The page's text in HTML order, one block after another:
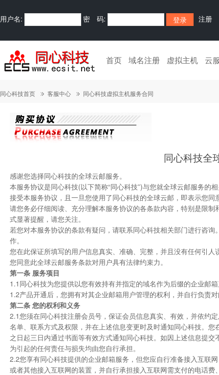
用户名: 密 码: 注册
首页 域名注册 虚拟主机 云
同心科技首页 客服中心 同心科技虚拟主机服务合同
同心科技全
感谢您选择同心科技的全球云邮服务。
本服务协议是同心科技(以下简称“同心科技”)与您就全球云邮服务
接受本服务协议，且一旦您使用了同心科技的全球云邮，即表示您
请您务必仔细阅读、充分理解本服务协议的各条款内容，特别是限
式显著提醒，请您关注。
若您对本服务协议的条款有疑问，请联系同心科技相关部门进行咨
作。
您在此保证所填写的用户信息真实、准确、完整，并且没有任何引人
您同意此全球云邮服务条款对用户具有法律约束力。
第一条 服务项目
1.1同心科技为您提供以您有效持有并指定的域名作为后缀的企业邮
1.2产品开通后，您拥有对其企业邮箱用户管理的权利，并自行负责
第二条 您的权利和义务
2.1您须在同心科技注册会员号，保证会员信息真实、有效，并依约
名单、联系方式及权限，并在上述信息变更时及时通知同心科技。
之日起三日内通过书面等有效方式通知同心科技。如因上述信息提
为引起的任何责任与损失均由您自行承担。
2.2您享有同心科技提供的企业邮箱服务，但您应自行准备接入互联
或者其他接入互联网的装置，并自行承担接入互联网需支付的电话费